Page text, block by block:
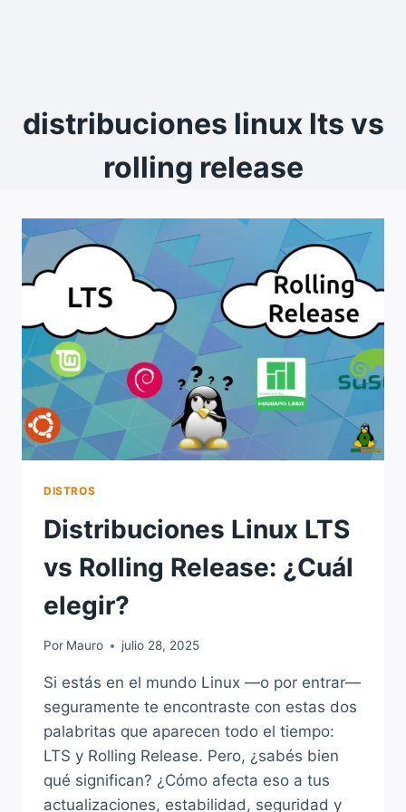
distribuciones linux lts vs
rolling release
DISTROS
Distribuciones Linux LTS
vs Rolling Release: ¿Cuál
elegir?
Por Mauro julio 28, 2025
Si estás en el mundo Linux —o por entrar—
seguramente te encontraste con estas dos
palabritas que aparecen todo el tiempo:
LTS y Rolling Release. Pero, ¿sabés bien
qué significan? ¿Cómo afecta eso a tus
actualizaciones, estabilidad, seguridad y